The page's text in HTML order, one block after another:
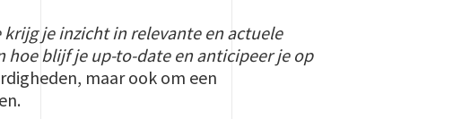
krijg je inzicht in relevante en actuele
hoe blijf je up-to-date en anticipeer je op
maar ook om een